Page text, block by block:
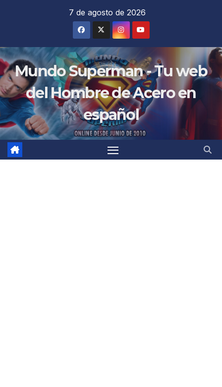
7 de agosto de 2026
Mundo Superman - Tu web
del Hombre de Acero en
español